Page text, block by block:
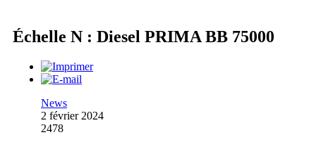
Échelle N : Diesel PRIMA BB 75000
News
2 février 2024
2478